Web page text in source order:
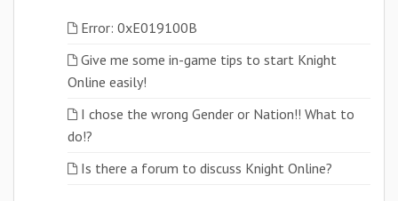
Error: 0xE019100B
Give me some in-game tips to start Knight
Online easily!
I chose the wrong Gender or Nation!! What to
do!?
Is there a forum to discuss Knight Online?